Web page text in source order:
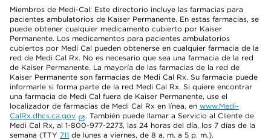
Miembros de Medi-Cal: Este directorio incluye las farmacias para
pacientes ambulatorios de Kaiser Permanente. En estas farmacias, se
puede obtener cualquier medicamento cubierto por Kaiser
Permanente. Los medicamentos para pacientes ambulatorios
cubiertos por Medi Cal pueden obtenerse en cualquier farmacia de la
red de Medi Cal Rx. No es necesario que sea una farmacia de la red
de Kaiser Permanente. La mayoría de las farmacias de la red de
Kaiser Permanente son farmacias de Medi Cal Rx. Su farmacia puede
informarle si forma parte de la red Medi Cal Rx. Si quiere encontrar
una farmacia de Medi Cal fuera de Kaiser Permanente, use el
localizador de farmacias de Medi Cal Rx en línea, en www.Medi-
CalRx.dhcs.ca.gov
. También puede llamar a Servicio al Cliente de
Medi Cal Rx, al 1-800-977-2273, las 24 horas del día, los 7 días de la
semana (TTY 711 de lunes a viernes, de 8 a. m. a 5 p. m.).